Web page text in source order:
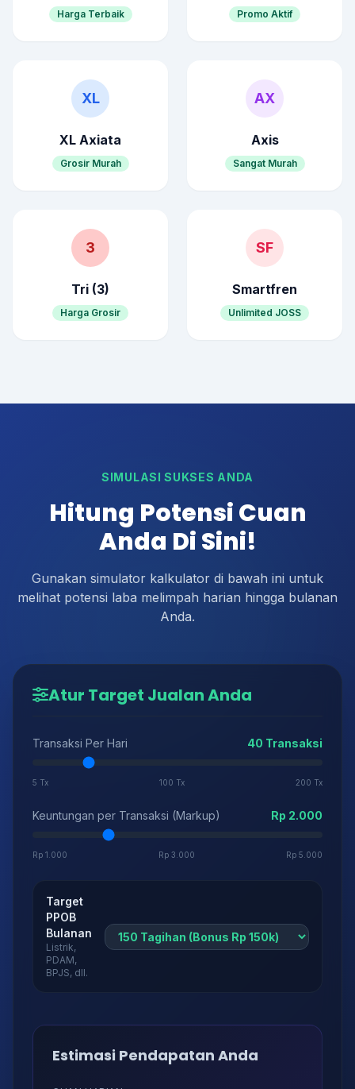
Harga Terbaik Promo Aktif
XL
XL Axiata
Grosir Murah
AX
Axis
Sangat Murah
3
Tri (3)
Harga Grosir
SF
Smartfren
Unlimited JOSS
SIMULASI SUKSES ANDA
Hitung Potensi Cuan
Anda Di Sini!
Gunakan simulator kalkulator di bawah ini untuk
melihat potensi laba melimpah harian hingga bulanan
Anda.
Atur Target Jualan Anda
Transaksi Per Hari 40 Transaksi
5 Tx 100 Tx 200 Tx
Keuntungan per Transaksi (Markup) Rp 2.000
Rp 1.000 Rp 3.000 Rp 5.000
Target
PPOB
Bulanan
Listrik,
PDAM,
BPJS, dll.
Estimasi Pendapatan Anda